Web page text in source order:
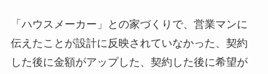
「ハウスメーカー」との家づくりで、営業マンに
伝えたことが設計に反映されていなかった、契約
した後に金額がアップした、契約した後に希望が